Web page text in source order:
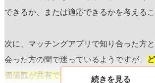
できるか、または適応できるかを考えるこ
次に、マッチングアプリで知り合った方
会った方の間で迷っているようですが、
価値観が共有でき、将来のビジョンを描